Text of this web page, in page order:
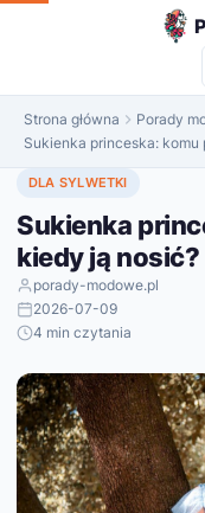
do
Strona główna Porady
Sukienka princeska: komu
DLA SYLWETKI
Sukienka
kiedy ją nosić?
porady-modowe.pl
2026-07-09
4 min czytania